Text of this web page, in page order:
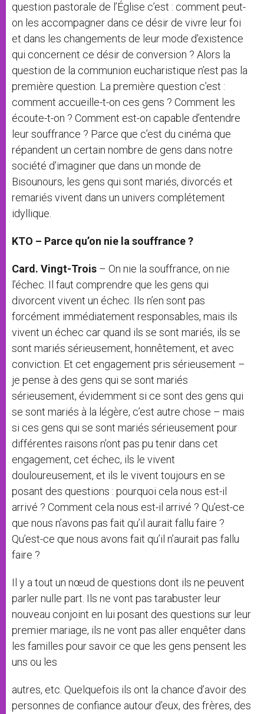
question pastorale de l’Église c’est : comment peut-
on les accompagner dans ce désir de vivre leur foi
et dans les changements de leur mode d’existence
qui concernent ce désir de conversion ? Alors la
question de la communion eucharistique n’est pas la
première question. La première question c’est :
comment accueille-t-on ces gens ? Comment les
écoute-t-on ? Comment est-on capable d’entendre
leur souffrance ? Parce que c’est du cinéma que
répandent un certain nombre de gens dans notre
société d’imaginer que dans un monde de
Bisounours, les gens qui sont mariés, divorcés et
remariés vivent dans un univers complétement
idyllique.
KTO – Parce qu’on nie la souffrance ?
Card. Vingt-Trois – On nie la souffrance, on nie
l’échec. Il faut comprendre que les gens qui
divorcent vivent un échec. Ils n’en sont pas
forcément immédiatement responsables, mais ils
vivent un échec car quand ils se sont mariés, ils se
sont mariés sérieusement, honnêtement, et avec
conviction. Et cet engagement pris sérieusement –
je pense à des gens qui se sont mariés
sérieusement, évidemment si ce sont des gens qui
se sont mariés à la légère, c’est autre chose – mais
si ces gens qui se sont mariés sérieusement pour
différentes raisons n’ont pas pu tenir dans cet
engagement, cet échec, ils le vivent
douloureusement, et ils le vivent toujours en se
posant des questions : pourquoi cela nous est-il
arrivé ? Comment cela nous est-il arrivé ? Qu’est-ce
que nous n’avons pas fait qu’il aurait fallu faire ?
Qu’est-ce que nous avons fait qu’il n’aurait pas fallu
faire ?
Il y a tout un nœud de questions dont ils ne peuvent
parler nulle part. Ils ne vont pas tarabuster leur
nouveau conjoint en lui posant des questions sur leur
premier mariage, ils ne vont pas aller enquêter dans
les familles pour savoir ce que les gens pensent les
uns ou les
autres, etc. Quelquefois ils ont la chance d’avoir des
personnes de confiance autour d’eux, des frères, des